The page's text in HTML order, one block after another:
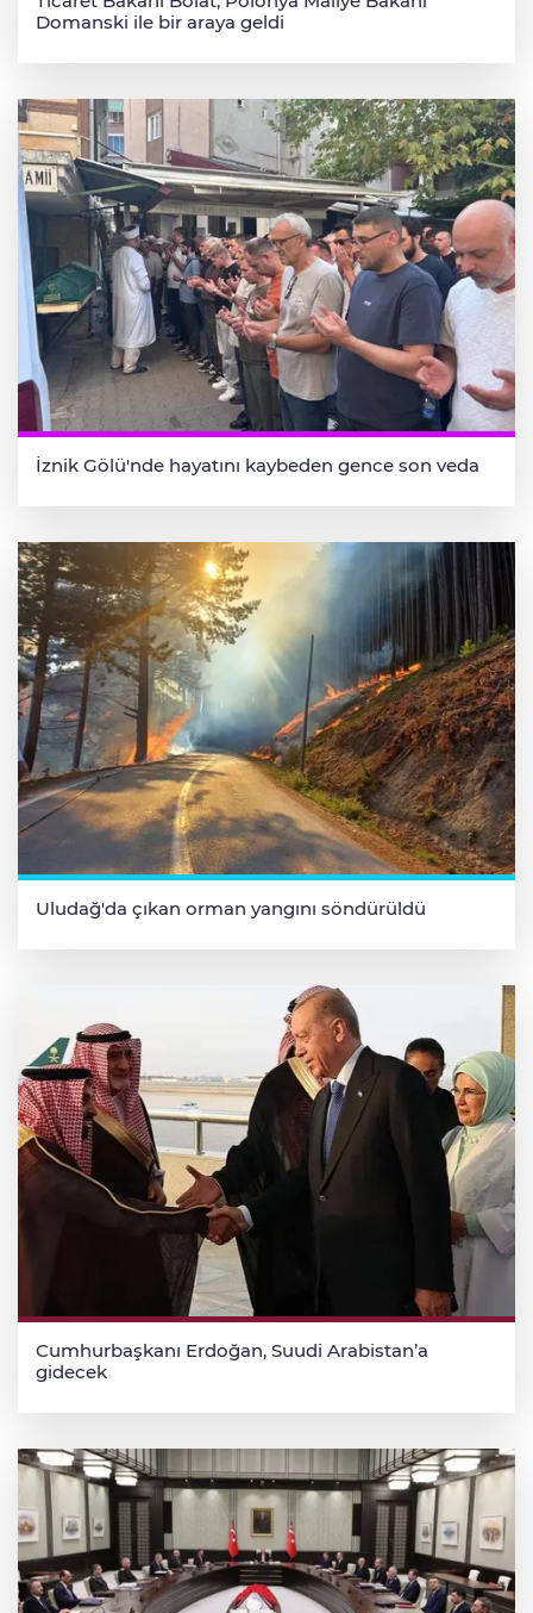
Domanski ile bir araya geldi
İznik Gölü'nde hayatını kaybeden gence son veda
Uludağ'da çıkan orman yangını söndürüldü
Cumhurbaşkanı Erdoğan, Suudi Arabistan’a
gidecek